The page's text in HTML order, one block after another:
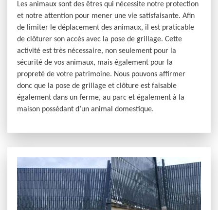
Les animaux sont des êtres qui nécessite notre protection
et notre attention pour mener une vie satisfaisante. Afin
de limiter le déplacement des animaux, il est praticable
de clôturer son accès avec la pose de grillage. Cette
activité est très nécessaire, non seulement pour la
sécurité de vos animaux, mais également pour la
propreté de votre patrimoine. Nous pouvons affirmer
donc que la pose de grillage et clôture est faisable
également dans un ferme, au parc et également à la
maison possédant d’un animal domestique.